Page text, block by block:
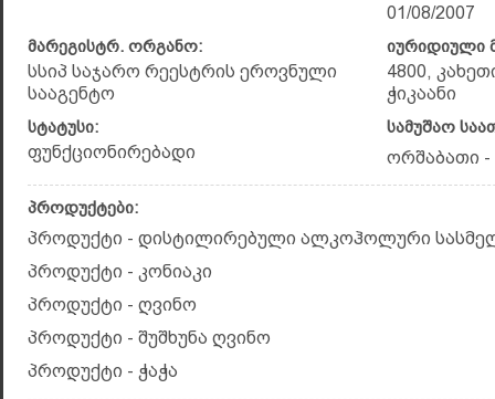
01/08/2007
მარეგისტრ. ორგანო:
სსიპ საჯარო რეესტრის ეროვნული
სააგენტო
იურიდიული
4800,
ჭიკაანი
სტატუსი:
ფუნქციონირებადი
სამუშაო
ორშაბათი -
პროდუქტები:
პროდუქტი - დისტილირებული ალკოჰოლური
პროდუქტი - კონიაკი
პროდუქტი - ღვინო
პროდუქტი - შუშხუნა ღვინო
პროდუქტი - ჭაჭა